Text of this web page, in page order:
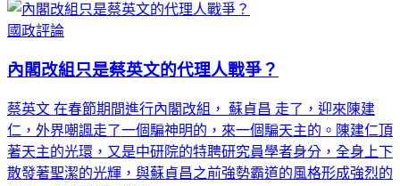
國政評論
內閣改組只是蔡英文的代理人戰爭？
蔡英文 在春節期間進行內閣改組， 蘇貞昌 走了，迎來陳建
仁，外界嘲諷走了一個騙神明的，來一個騙天主的。陳建仁頂
著天主的光環，又是中研院的特聘研究員學者身分，全身上下
散發著聖潔的光輝，與蘇貞昌之前強勢霸道的風格形成強烈的